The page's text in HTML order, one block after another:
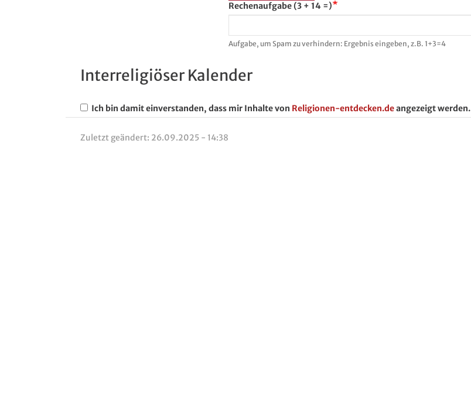
Rechenaufgabe (3 + 14 =)
Aufgabe, um Spam zu verhindern: Ergebnis eingeben, z.B. 1+3=4
Interreligiöser Kalender
Ich bin damit einverstanden, dass mir Inhalte von Religionen-entdecken.deangezeigt werden.
Zuletzt geändert: 26.09.2025 - 14:38